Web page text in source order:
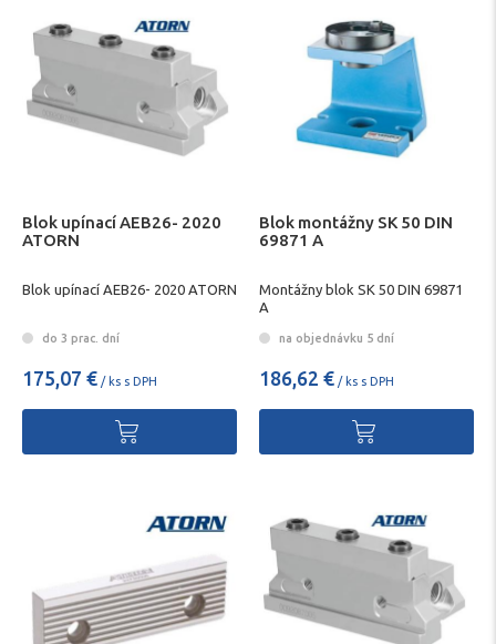
Blok upínací AEB26- 2020
ATORN
Blok upínací AEB26- 2020 ATORN
do 3 prac. dní
175,07 € / ks s DPH
Blok montážny SK 50 DIN
69871 A
Montážny blok SK 50 DIN 69871
A
na objednávku 5 dní
186,62 € / ks s DPH